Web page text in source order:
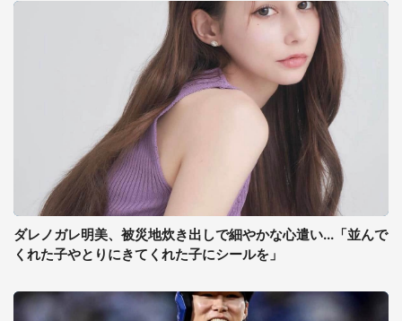
ダレノガレ明美、被災地炊き出しで細やかな心遣い...「並んで
くれた子やとりにきてくれた子にシールを」